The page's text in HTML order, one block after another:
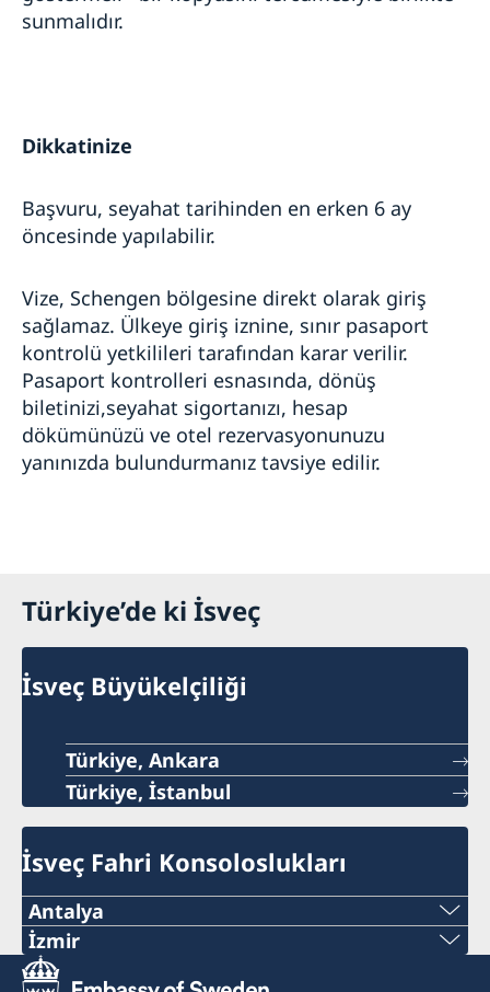
sunmalıdır.
Dikkatinize
Başvuru, seyahat tarihinden en erken 6 ay
öncesinde yapılabilir.
Vize, Schengen bölgesine direkt olarak giriş
sağlamaz. Ülkeye giriş iznine, sınır pasaport
kontrolü yetkilileri tarafından karar verilir.
Pasaport kontrolleri esnasında, dönüş
biletinizi,seyahat sigortanızı, hesap
dökümünüzü ve otel rezervasyonunuzu
yanınızda bulundurmanız tavsiye edilir.
Türkiye’de ki İsveç
İsveç Büyükelçiliği
Türkiye, Ankara
Türkiye, İstanbul
İsveç Fahri Konsoloslukları
Antalya
Telefon Numarası:
İzmir